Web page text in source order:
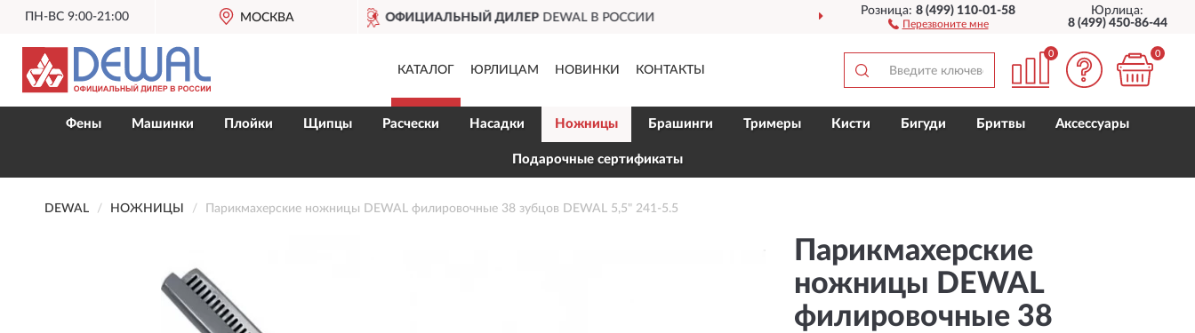
ПН-ВС 9:00-21:00 МОСКВА
ОФИЦИАЛЬНЫЙ ДИЛЕРDEWAL В РОССИИ ДОСТАВИМ ПО ВСЕЙ РОССИИ
Розница:8 (499) 110-01-58
Перезвоните мне
Юрлица:
8 (499) 450-86-44
КАТАЛОГ ЮРЛИЦАМ НОВИНКИ КОНТАКТЫ
0 0
Фены Машинки Плойки Щипцы Расчески Насадки Ножницы Брашинги Тримеры Кисти Бигуди Бритвы Аксессуары
Подарочные сертификаты
DEWAL НОЖНИЦЫ Парикмахерские ножницы DEWAL филировочные 38 зубцов DEWAL 5,5" 241-5.5
Парикмахерские
ножницы DEWAL
филировочные 38